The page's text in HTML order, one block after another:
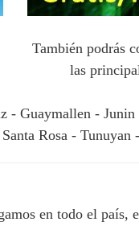
También podrás
las
- Guaymallen -
Rosa - Tunuyan
en todo el país,